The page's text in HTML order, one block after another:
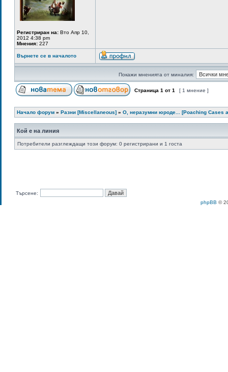
Регистриран на:Вто Апр 10,
2012 4:38 pm
Мнения:227
Върнете се в началото
Покажи мненията от миналия:
Страница 1 от 1 [ 1 мнение ]
Начало форум» Разни [Miscellaneous]» О, неразумни юроде... [Poaching Cases
Кой е на линия
Потребители разглеждащи този форум: 0 регистрирани и 1 госта
Търсене:
phpBB ©